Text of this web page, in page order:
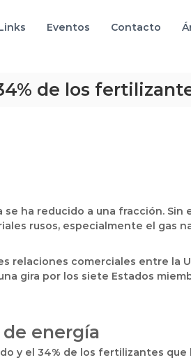
Eventos Contacto
de los
ha reducido a una fracción.
rusos, especialmente el gas
comerciales entre la
gira por los siete Estados
energía
y el 34% de los fertilizantes que